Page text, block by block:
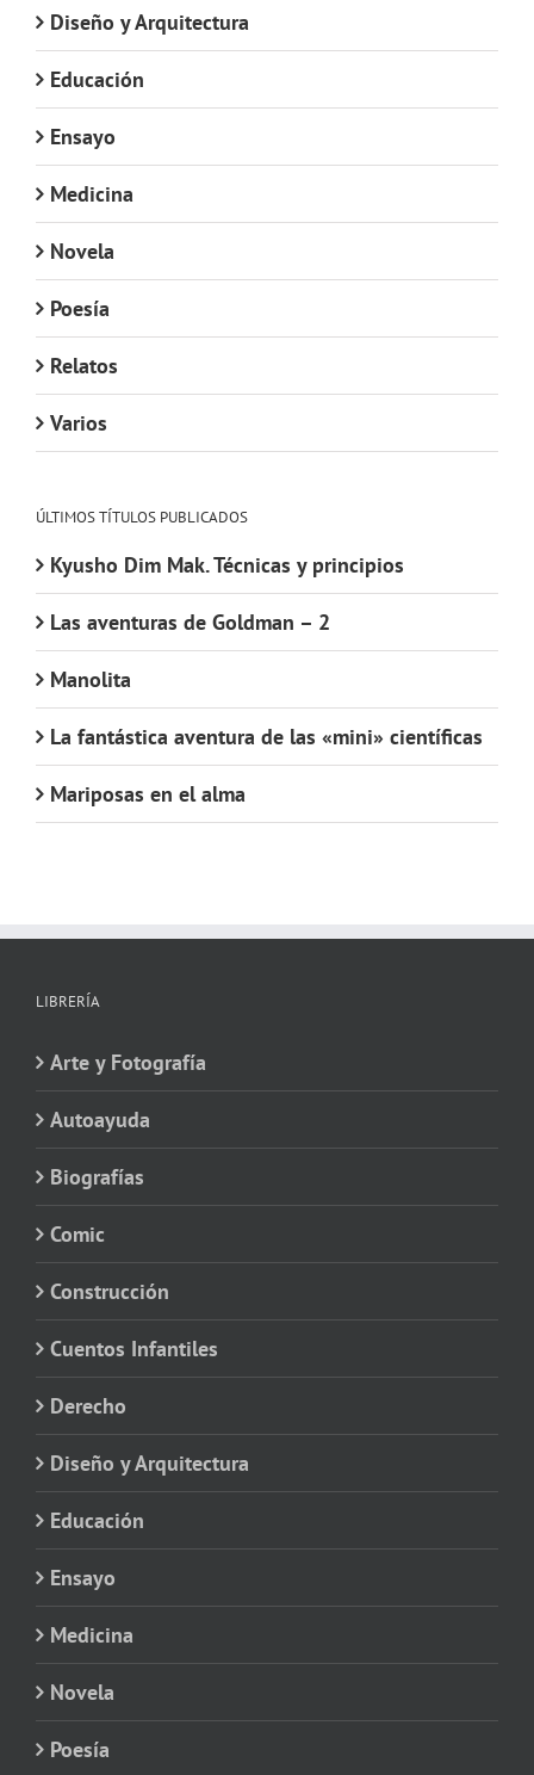
Diseño y Arquitectura
Educación
Ensayo
Medicina
Novela
Poesía
Relatos
Varios
ÚLTIMOS TÍTULOS PUBLICADOS
Kyusho Dim Mak. Técnicas y principios
Las aventuras de Goldman – 2
Manolita
La fantástica aventura de las «mini» científicas
Mariposas en el alma
LIBRERÍA
Arte y Fotografía
Autoayuda
Biografías
Comic
Construcción
Cuentos Infantiles
Derecho
Diseño y Arquitectura
Educación
Ensayo
Medicina
Novela
Poesía